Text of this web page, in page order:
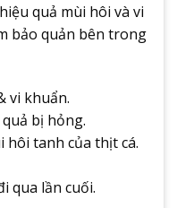
quả mùi hôi và vi
bảo quản bên trong
vi khuẩn.
bị hỏng.
tanh của thịt cá.
qua lần cuối.